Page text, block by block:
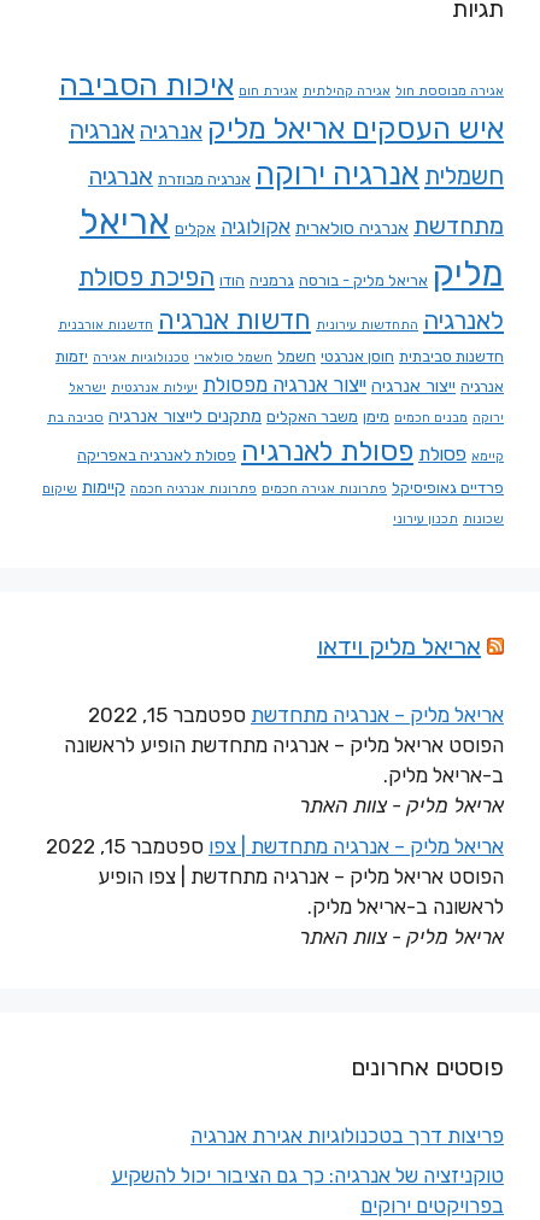
תגיות
אגירה מבוססת חול אגירה קהילתית אגירת חום איכות הסביבה
איש העסקים אריאל מליק אנרגיה אנרגיה
חשמלית אנרגיה ירוקה אנרגיה מבוזרת אנרגיה
מתחדשת אנרגיה סולארית אקולוגיה אקלים אריאל
מליק אריאל מליק - בורסה גרמניה הודו הפיכת פסולת
לאנרגיה התחדשות עירונית חדשות אנרגיה חדשנות אורבנית
חדשנות סביבתית חוסן אנרגטי חשמל חשמל סולארי טכנולוגיות אגירה יזמות
אנרגיה ייצור אנרגיה ייצור אנרגיה מפסולת יעילות אנרגטית ישראל
ירוקה מבנים חכמים מימן משבר האקלים מתקנים לייצור אנרגיה סביבה בת
קיימא פסולת פסולת לאנרגיה פסולת לאנרגיה באפריקה
פרדיים גאופיסיקל פתרונות אגירה חכמים פתרונות אנרגיה חכמה קיימות שיקום
שכונות תכנון עירוני
אריאל מליק וידאו
אריאל מליק – אנרגיה מתחדשת ספטמבר 15, 2022
הפוסט אריאל מליק – אנרגיה מתחדשת הופיע לראשונה
ב-אריאל מליק.
אריאל מליק - צוות האתר
אריאל מליק – אנרגיה מתחדשת | צפו ספטמבר 15, 2022
הפוסט אריאל מליק – אנרגיה מתחדשת | צפו הופיע
לראשונה ב-אריאל מליק.
אריאל מליק - צוות האתר
פוסטים אחרונים
פריצות דרך בטכנולוגיות אגירת אנרגיה
טוקניזציה של אנרגיה: כך גם הציבור יכול להשקיע
בפרויקטים ירוקים